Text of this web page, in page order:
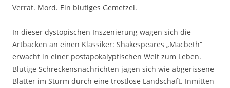
Verrat. Mord. Ein blutiges Gemetzel.
In dieser dystopischen Inszenierung wagen sich die
Artbacken an einen Klassiker: Shakespeares „Macbeth“
erwacht in einer postapokalyptischen Welt zum Leben.
Blutige Schreckensnachrichten jagen sich wie abgerissene
Blätter im Sturm durch eine trostlose Landschaft. Inmitten